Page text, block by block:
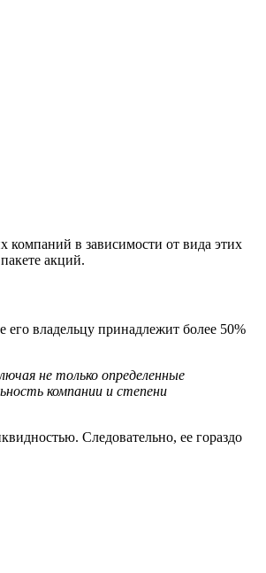
в зависимости от вида этих
акций.
владельцу принадлежит более 50%
не только определенные
компании и степени
Следовательно, ее гораздо